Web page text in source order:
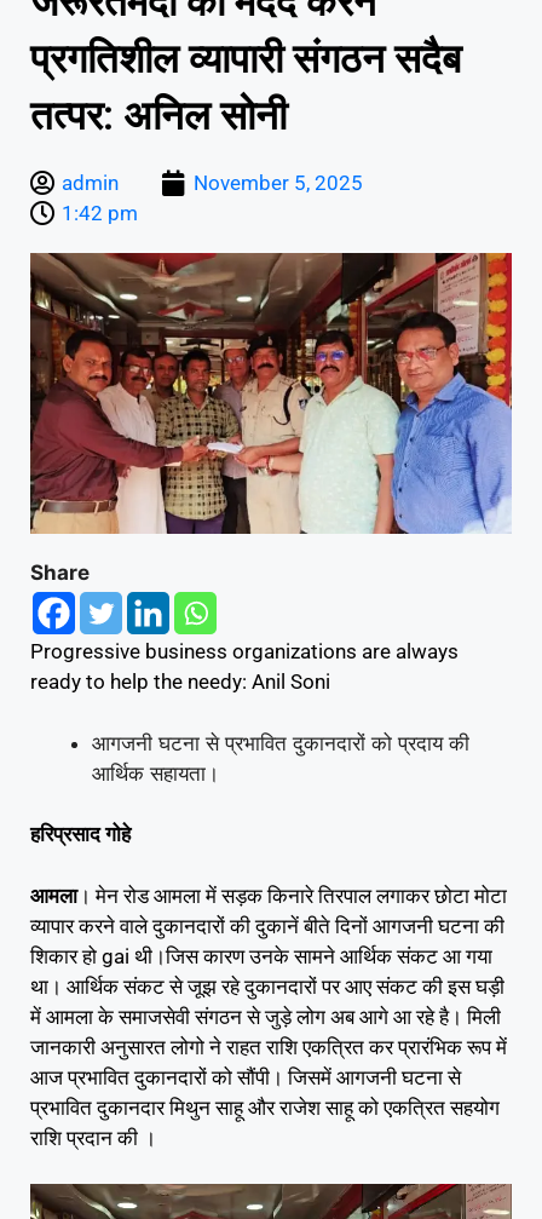
प्रगतिशील व्यापारी संगठन सदैब
तत्पर: अनिल सोनी
admin
November 5, 2025
1:42 pm
Share
Progressive business organizations are always
ready to help the needy: Anil Soni
आगजनी घटना से प्रभावित दुकानदारों को प्रदाय की
आर्थिक सहायता।
हरिप्रसाद गोहे
आमला। मेन रोड आमला में सड़क किनारे तिरपाल लगाकर छोटा मोटा
व्यापार करने वाले दुकानदारों की दुकानें बीते दिनों आगजनी घटना की
शिकार हो gai थी।जिस कारण उनके सामने आर्थिक संकट आ गया
था। आर्थिक संकट से जूझ रहे दुकानदारों पर आए संकट की इस घड़ी
में आमला के समाजसेवी संगठन से जुड़े लोग अब आगे आ रहे है। मिली
जानकारी अनुसारत लोगो ने राहत राशि एकत्रित कर प्रारंभिक रूप में
आज प्रभावित दुकानदारों को सौंपी। जिसमें आगजनी घटना से
प्रभावित दुकानदार मिथुन साहू और राजेश साहू को एकत्रित सहयोग
राशि प्रदान की ।